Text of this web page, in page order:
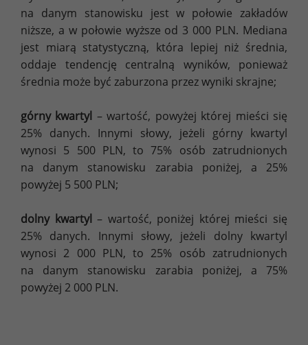
na danym stanowisku jest w połowie zakładów
niższe, a w połowie wyższe od 3 000 PLN. Mediana
jest miarą statystyczną, która lepiej niż średnia,
oddaje tendencję centralną wyników, ponieważ
średnia może być zaburzona przez wyniki skrajne;
górny kwartyl – wartość, powyżej której mieści się
25% danych. Innymi słowy, jeżeli górny kwartyl
wynosi 5 500 PLN, to 75% osób zatrudnionych
na danym stanowisku zarabia poniżej, a 25%
powyżej 5 500 PLN;
dolny kwartyl – wartość, poniżej której mieści się
25% danych. Innymi słowy, jeżeli dolny kwartyl
wynosi 2 000 PLN, to 25% osób zatrudnionych
na danym stanowisku zarabia poniżej, a 75%
powyżej 2 000 PLN.